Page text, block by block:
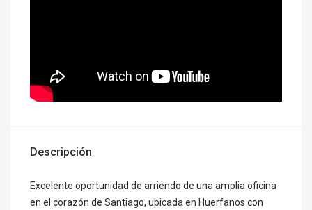
Descripción
Excelente oportunidad de arriendo de una amplia oficina
en el corazón de Santiago, ubicada en Huerfanos con